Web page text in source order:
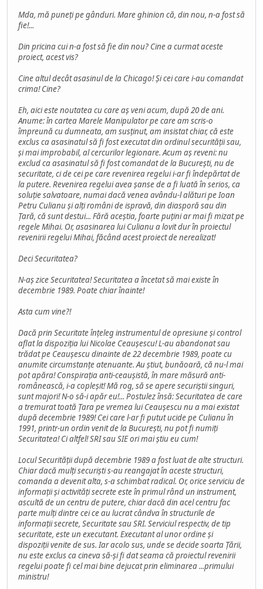
Mda, mă puneți pe gânduri. Mare ghinion că, din nou, n-a fost să
fie!...
Din pricina cui n-a fost să fie din nou? Cine a curmat aceste
proiect, acest vis?
Cine altul decât asasinul de la Chicago! Și cei care i-au comandat
crima! Cine?
Eh, aici este noutatea cu care aș veni acum, după 20 de ani.
Anume: în cartea Marele Manipulator pe care am scris-o
împreună cu dumneata, am susținut, am insistat chiar, că este
exclus ca asasinatul să fi fost executat din ordinul securității sau,
și mai improbabil, al cercurilor legionare. Acum aș reveni: nu
exclud ca asasinatul să fi fost comandat de la București, nu de
securitate, ci de cei pe care revenirea regelui i-ar fi îndepărtat de
la putere. Revenirea regelui avea șanse de a fi luată în serios, ca
soluție salvatoare, numai dacă venea avându-l alături pe Ioan
Petru Culianu și alți români de ispravă, din diasporă sau din
Țară, că sunt destui... Fără aceștia, foarte puțini ar mai fi mizat pe
regele Mihai. Or, asasinarea lui Culianu a lovit dur în proiectul
revenirii regelui Mihai, făcând acest proiect de nerealizat!
Deci Securitatea?
N-aș zice Securitatea! Securitatea a încetat să mai existe în
decembrie 1989. Poate chiar înainte!
Asta cum vine?!
Dacă prin Securitate înțeleg instrumentul de opresiune și control
aflat la dispoziția lui Nicolae Ceaușescu! L-au abandonat sau
trădat pe Ceaușescu dinainte de 22 decembrie 1989, poate cu
anumite circumstanțe atenuante. Au știut, bunăoară, că nu-l mai
pot apăra! Conspirația anti-ceaușistă, în mare măsură anti-
românească, i-a copleșit! Mă rog, să se apere securiștii singuri,
sunt majori! N-o să-i apăr eu!... Postulez însă: Securitatea de care
a tremurat toată Țara pe vremea lui Ceaușescu nu a mai existat
după decembrie 1989! Cei care l-ar fi putut ucide pe Culianu în
1991, printr-un ordin venit de la București, nu pot fi numiți
Securitatea! Ci altfel! SRI sau SIE ori mai știu eu cum!
Locul Securității după decembrie 1989 a fost luat de alte structuri.
Chiar dacă mulți securiști s-au reangajat în aceste structuri,
comanda a devenit alta, s-a schimbat radical. Or, orice serviciu de
informații și activități secrete este în primul rând un instrument,
ascultă de un centru de putere, chiar dacă din acel centru fac
parte mulți dintre cei ce au lucrat cândva în structurile de
informații secrete, Securitate sau SRI. Serviciul respectiv, de tip
securitate, este un executant. Executant al unor ordine și
dispoziții venite de sus. Iar acolo sus, unde se decide soarta Țării,
nu este exclus ca cineva să-și fi dat seama că proiectul revenirii
regelui poate fi cel mai bine dejucat prin eliminarea ...primului
ministru!